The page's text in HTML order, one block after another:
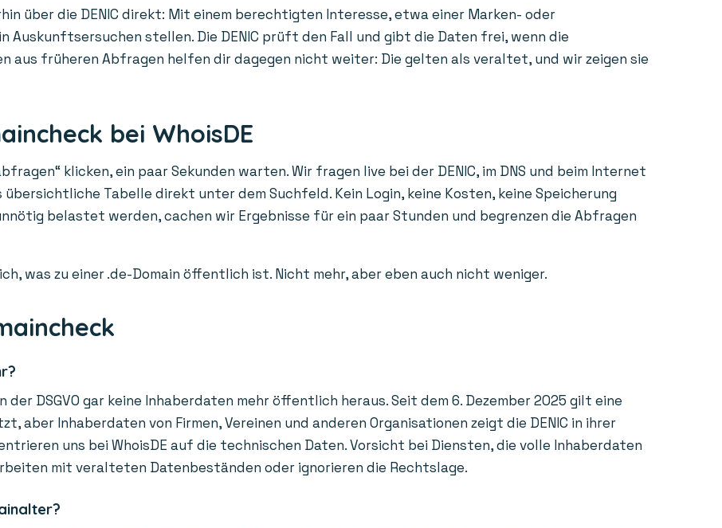
über die DENIC direkt: Mit einem berechtigten Interesse, etwa einer Marken- oder
stellen. Die DENIC prüft den Fall und gibt die Daten frei, wenn die
aus früheren Abfragen helfen dir dagegen nicht weiter: Die gelten als veraltet, und wir zeigen sie
bei WhoisDE
klicken, ein paar Sekunden warten. Wir fragen live bei der DENIC, im DNS und beim Internet
übersichtliche Tabelle direkt unter dem Suchfeld. Kein Login, keine Kosten, keine Speicherung
belastet werden, cachen wir Ergebnisse für ein paar Stunden und begrenzen die Abfragen
was zu einer .de-Domain öffentlich ist. Nicht mehr, aber eben auch nicht weniger.
der DSGVO gar keine Inhaberdaten mehr öffentlich heraus. Seit dem 6. Dezember 2025 gilt eine
aber Inhaberdaten von Firmen, Vereinen und anderen Organisationen zeigt die DENIC in ihrer
uns bei WhoisDE auf die technischen Daten. Vorsicht bei Diensten, die volle Inhaberdaten
mit veralteten Datenbeständen oder ignorieren die Rechtslage.